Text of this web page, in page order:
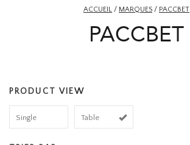
ACCESSOIRES
ACCUEIL / MARQUES / PACCBET
PACCBET
PRODUCT VIEW
Single Table